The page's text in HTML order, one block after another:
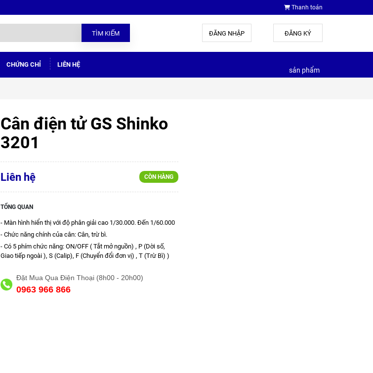
Thanh toán
TÌM KIẾM ĐĂNG NHẬP ĐĂNG KÝ
CHỨNG CHỈ LIÊN HỆ
sản phẩm
Cân điện tử GS Shinko
3201
Liên hệ CÒN HÀNG
TỔNG QUAN
- Màn hình hiển thị với độ phân giải cao 1/30.000. Đến 1/60.000
- Chức năng chính của cân: Cân, trừ bì.
- Có 5 phím chức năng: ON/OFF ( Tắt mở nguồn) , P (Dời số,
Giao tiếp ngoài ), S (Calip), F (Chuyển đổi đơn vị) , T (Trừ Bì) )
Đặt Mua Qua Điện Thoại (8h00 - 20h00)
0963 966 866